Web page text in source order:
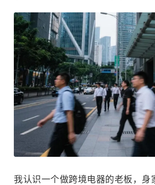
我认识一个做跨境电器的老板，身